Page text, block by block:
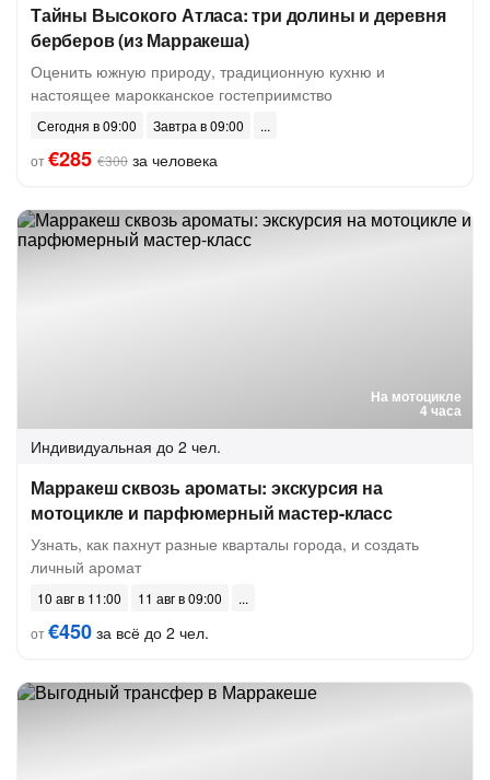
Тайны Высокого Атласа: три долины и деревня
берберов (из Марракеша)
Оценить южную природу, традиционную кухню и
настоящее марокканское гостеприимство
Сегодня в 09:00
Завтра в 09:00
от€285 €300 за человека
На мотоцикле
4 часа
Индивидуальная до 2 чел.
Марракеш сквозь ароматы: экскурсия на
мотоцикле и парфюмерный мастер-класс
Узнать, как пахнут разные кварталы города, и создать
личный аромат
10 авг в 11:00
11 авг в 09:00
от€450 за всё до 2 чел.